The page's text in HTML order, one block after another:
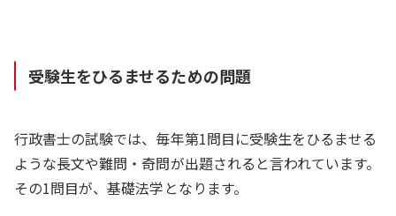
受験生をひるませるための問題
行政書士の試験では、毎年第1問目に受験生をひるませる
ような長文や難問・奇問が出題されると言われています。
その1問目が、基礎法学となります。